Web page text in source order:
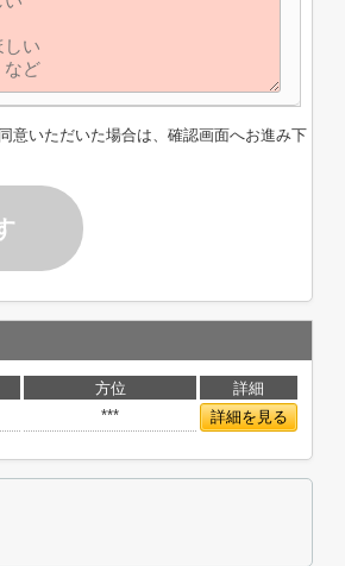
意いただいた場合は、確認画面へお進み下
方位
詳細
*** 詳細を見る